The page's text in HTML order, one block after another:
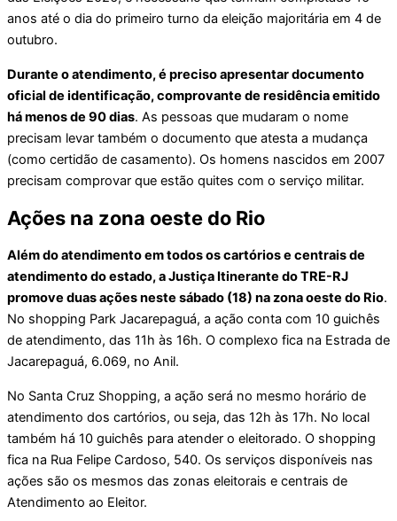
anos até o dia do primeiro turno da eleição majoritária em 4 de
outubro.
Durante o atendimento, é preciso apresentar documento
oficial de identificação, comprovante de residência emitido
há menos de 90 dias. As pessoas que mudaram o nome
precisam levar também o documento que atesta a mudança
(como certidão de casamento). Os homens nascidos em 2007
precisam comprovar que estão quites com o serviço militar.
Ações na zona oeste do Rio
Além do atendimento em todos os cartórios e centrais de
atendimento do estado, a Justiça Itinerante do TRE-RJ
promove duas ações neste sábado (18) na zona oeste do Rio.
No shopping Park Jacarepaguá, a ação conta com 10 guichês
de atendimento, das 11h às 16h. O complexo fica na Estrada de
Jacarepaguá, 6.069, no Anil.
No Santa Cruz Shopping, a ação será no mesmo horário de
atendimento dos cartórios, ou seja, das 12h às 17h. No local
também há 10 guichês para atender o eleitorado. O shopping
fica na Rua Felipe Cardoso, 540. Os serviços disponíveis nas
ações são os mesmos das zonas eleitorais e centrais de
Atendimento ao Eleitor.